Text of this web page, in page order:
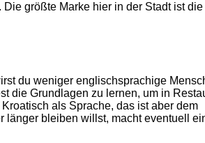
größte Marke hier in der Stadt ist die
du weniger englischsprachige
die Grundlagen zu lernen, um in
Kroatisch als Sprache, das ist aber dem
länger bleiben willst, macht eventuell